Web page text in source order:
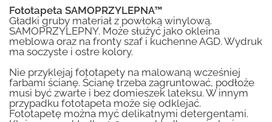
Fototapeta SAMOPRZYLEPNA™
Gładki gruby materiał z powłoką winylową.
SAMOPRZYLEPNY. Może służyć jako okleina
meblowa oraz na fronty szaf i kuchenne AGD. Wydruk
ma soczyste i ostre kolory.
Nie przyklejaj fototapety na malowaną wcześniej
farbami ścianę. Ścianę trzeba zagruntować, podłoże
musi być zwarte i bez domieszek lateksu. W innym
przypadku fototapeta może się odklejać.
Fototapetę można myć delikatnymi detergentami.